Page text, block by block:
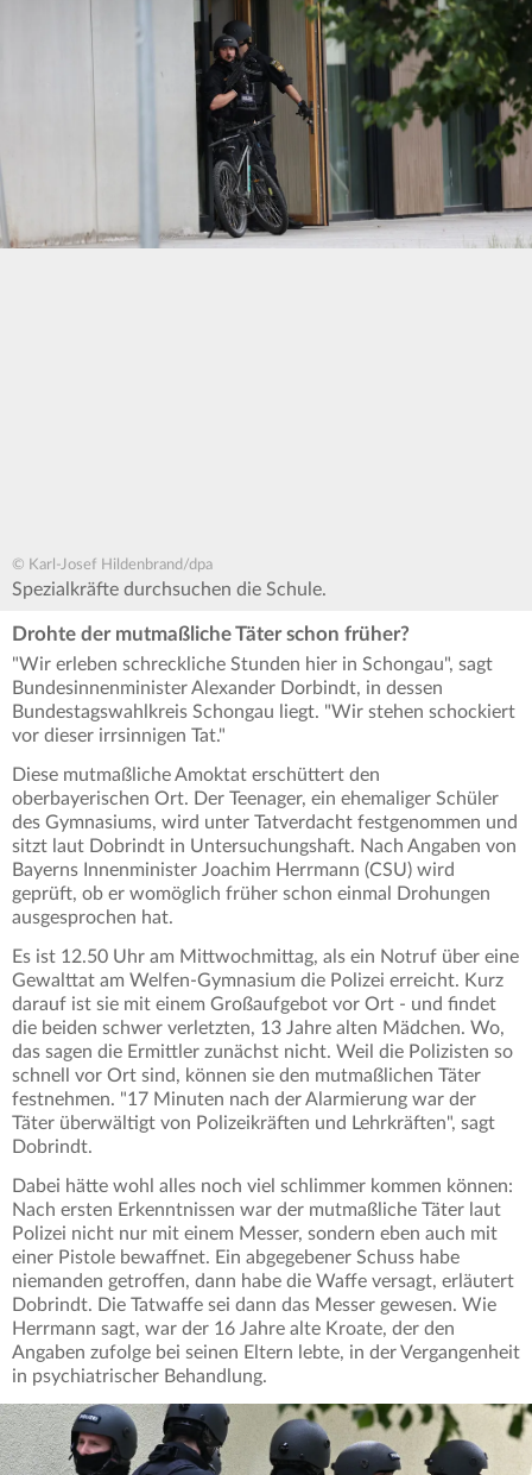
© Karl-Josef Hildenbrand/dpa
Spezialkräfte durchsuchen die Schule.
Drohte der mutmaßliche Täter schon früher?
"Wir erleben schreckliche Stunden hier in Schongau", sagt
Bundesinnenminister Alexander Dorbindt, in dessen
Bundestagswahlkreis Schongau liegt. "Wir stehen schockiert
vor dieser irrsinnigen Tat."
Diese mutmaßliche Amoktat erschüttert den
oberbayerischen Ort. Der Teenager, ein ehemaliger Schüler
des Gymnasiums, wird unter Tatverdacht festgenommen und
sitzt laut Dobrindt in Untersuchungshaft. Nach Angaben von
Bayerns Innenminister Joachim Herrmann (CSU) wird
geprüft, ob er womöglich früher schon einmal Drohungen
ausgesprochen hat.
Es ist 12.50 Uhr am Mittwochmittag, als ein Notruf über eine
Gewalttat am Welfen-Gymnasium die Polizei erreicht. Kurz
darauf ist sie mit einem Großaufgebot vor Ort - und findet
die beiden schwer verletzten, 13 Jahre alten Mädchen. Wo,
das sagen die Ermittler zunächst nicht. Weil die Polizisten so
schnell vor Ort sind, können sie den mutmaßlichen Täter
festnehmen. "17 Minuten nach der Alarmierung war der
Täter überwältigt von Polizeikräften und Lehrkräften", sagt
Dobrindt.
Dabei hätte wohl alles noch viel schlimmer kommen können:
Nach ersten Erkenntnissen war der mutmaßliche Täter laut
Polizei nicht nur mit einem Messer, sondern eben auch mit
einer Pistole bewaffnet. Ein abgegebener Schuss habe
niemanden getroffen, dann habe die Waffe versagt, erläutert
Dobrindt. Die Tatwaffe sei dann das Messer gewesen. Wie
Herrmann sagt, war der 16 Jahre alte Kroate, der den
Angaben zufolge bei seinen Eltern lebte, in der Vergangenheit
in psychiatrischer Behandlung.